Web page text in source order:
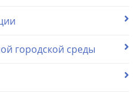
городской среды